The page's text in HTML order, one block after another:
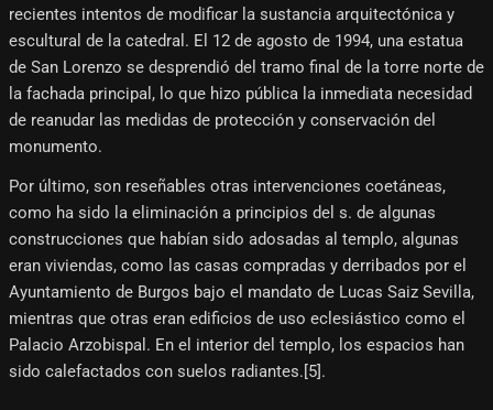
recientes intentos de modificar la sustancia arquitectónica y
escultural de la catedral. El 12 de agosto de 1994, una estatua
de San Lorenzo se desprendió del tramo final de la torre norte de
la fachada principal, lo que hizo pública la inmediata necesidad
de reanudar las medidas de protección y conservación del
monumento.
Por último, son reseñables otras intervenciones coetáneas,
como ha sido la eliminación a principios del s. de algunas
construcciones que habían sido adosadas al templo, algunas
eran viviendas, como las casas compradas y derribados por el
Ayuntamiento de Burgos bajo el mandato de Lucas Saiz Sevilla,
mientras que otras eran edificios de uso eclesiástico como el
Palacio Arzobispal. En el interior del templo, los espacios han
sido calefactados con suelos radiantes.[5]​.